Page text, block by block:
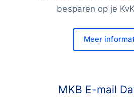
besparen op je
Meer
MKB E-mail